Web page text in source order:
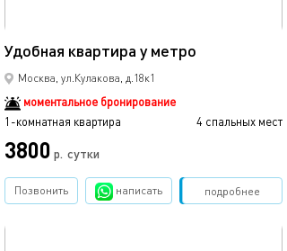
Удобная квартира у метро
Москва, ул.Кулакова, д.18к1
моментальное бронирование
1-комнатная квартира
4 спальных мест
3800 р. сутки
подробнее
Позвонить написать Забронировать